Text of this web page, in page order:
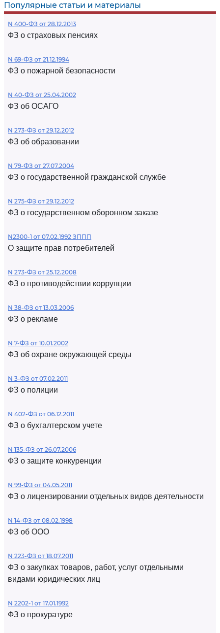
Популярные статьи и материалы
N 400-ФЗ от 28.12.2013
ФЗ о страховых пенсиях
N 69-ФЗ от 21.12.1994
ФЗ о пожарной безопасности
N 40-ФЗ от 25.04.2002
ФЗ об ОСАГО
N 273-ФЗ от 29.12.2012
ФЗ об образовании
N 79-ФЗ от 27.07.2004
ФЗ о государственной гражданской службе
N 275-ФЗ от 29.12.2012
ФЗ о государственном оборонном заказе
N2300-1 от 07.02.1992 ЗППП
О защите прав потребителей
N 273-ФЗ от 25.12.2008
ФЗ о противодействии коррупции
N 38-ФЗ от 13.03.2006
ФЗ о рекламе
N 7-ФЗ от 10.01.2002
ФЗ об охране окружающей среды
N 3-ФЗ от 07.02.2011
ФЗ о полиции
N 402-ФЗ от 06.12.2011
ФЗ о бухгалтерском учете
N 135-ФЗ от 26.07.2006
ФЗ о защите конкуренции
N 99-ФЗ от 04.05.2011
ФЗ о лицензировании отдельных видов деятельности
N 14-ФЗ от 08.02.1998
ФЗ об ООО
N 223-ФЗ от 18.07.2011
ФЗ о закупках товаров, работ, услуг отдельными
видами юридических лиц
N 2202-1 от 17.01.1992
ФЗ о прокуратуре